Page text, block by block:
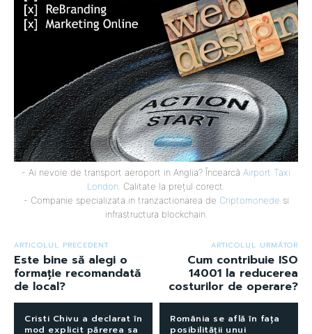
- Ai nevoie de transport aeroport in Anglia? Încearcă Airport Taxi
London . Calitate la prețul corect.
- Companie specializata in tranzactionarea de Criptomonede si
infrastructura blockchain.
ARTICOLUL PRECEDENT
Este bine să alegi o
formație recomandată
de local?
ARTICOLUL URMĂTOR
Cum contribuie ISO
14001 la reducerea
costurilor de operare?
Cristi Chivu a declarat în
mod explicit părerea sa
România se află în fața
posibilității unui